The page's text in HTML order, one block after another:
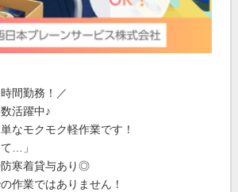
間勤務！／
活躍中♪
なモクモク軽作業です！
…」
寒着貸与あり◎
作業ではありません！